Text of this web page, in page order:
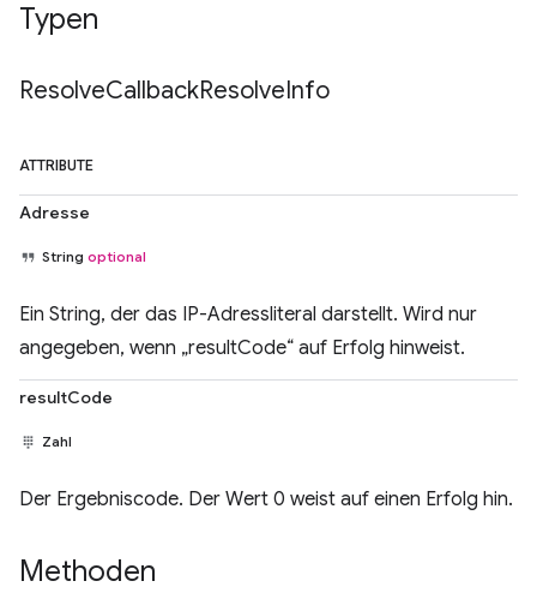
Typen
ResolveCallbackResolveInfo
ATTRIBUTE
Adresse
String optional
Ein String, der das IP-Adressliteral darstellt. Wird nur
angegeben, wenn „resultCode“ auf Erfolg hinweist.
resultCode
Zahl
Der Ergebniscode. Der Wert 0 weist auf einen Erfolg hin.
Methoden